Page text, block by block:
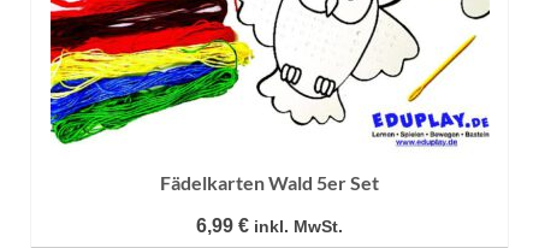
Fädelkarten Wald 5er Set
6,99 € inkl. MwSt.